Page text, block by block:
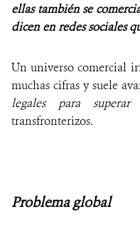
ellas también se
dicen en redes sociales
Un universo comercial
muchas cifras y suele
legales para
transfronterizos.
Problema global